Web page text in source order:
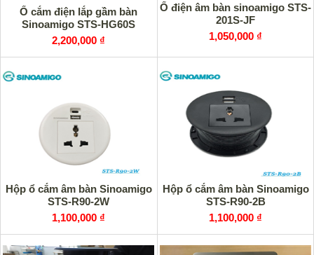
Ổ cắm điện lắp gầm bàn
Sinoamigo STS-HG60S
2,200,000 ₫
Ổ điện âm bàn sinoamigo STS-
201S-JF
1,050,000 ₫
Hộp ổ cắm âm bàn Sinoamigo
STS-R90-2W
1,100,000 ₫
Hộp ổ cắm âm bàn Sinoamigo
STS-R90-2B
1,100,000 ₫